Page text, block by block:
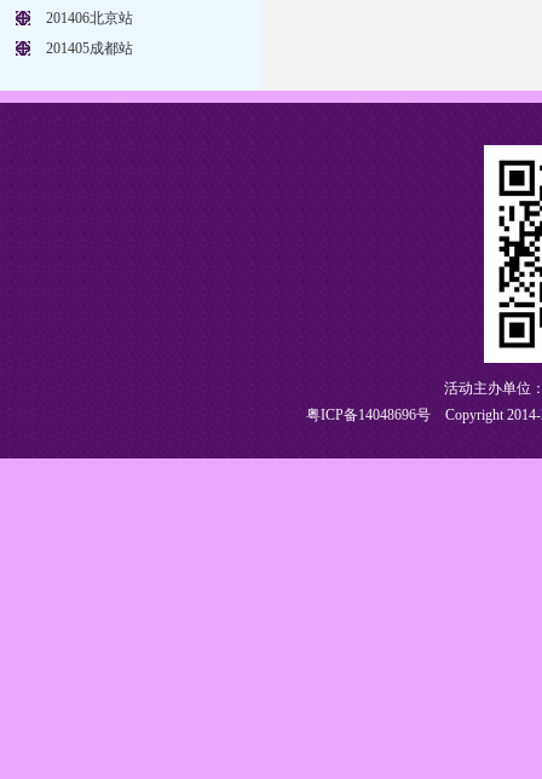
201406北京站
201405成都站
活动主办单位
粤ICP备14048696号
Copyright